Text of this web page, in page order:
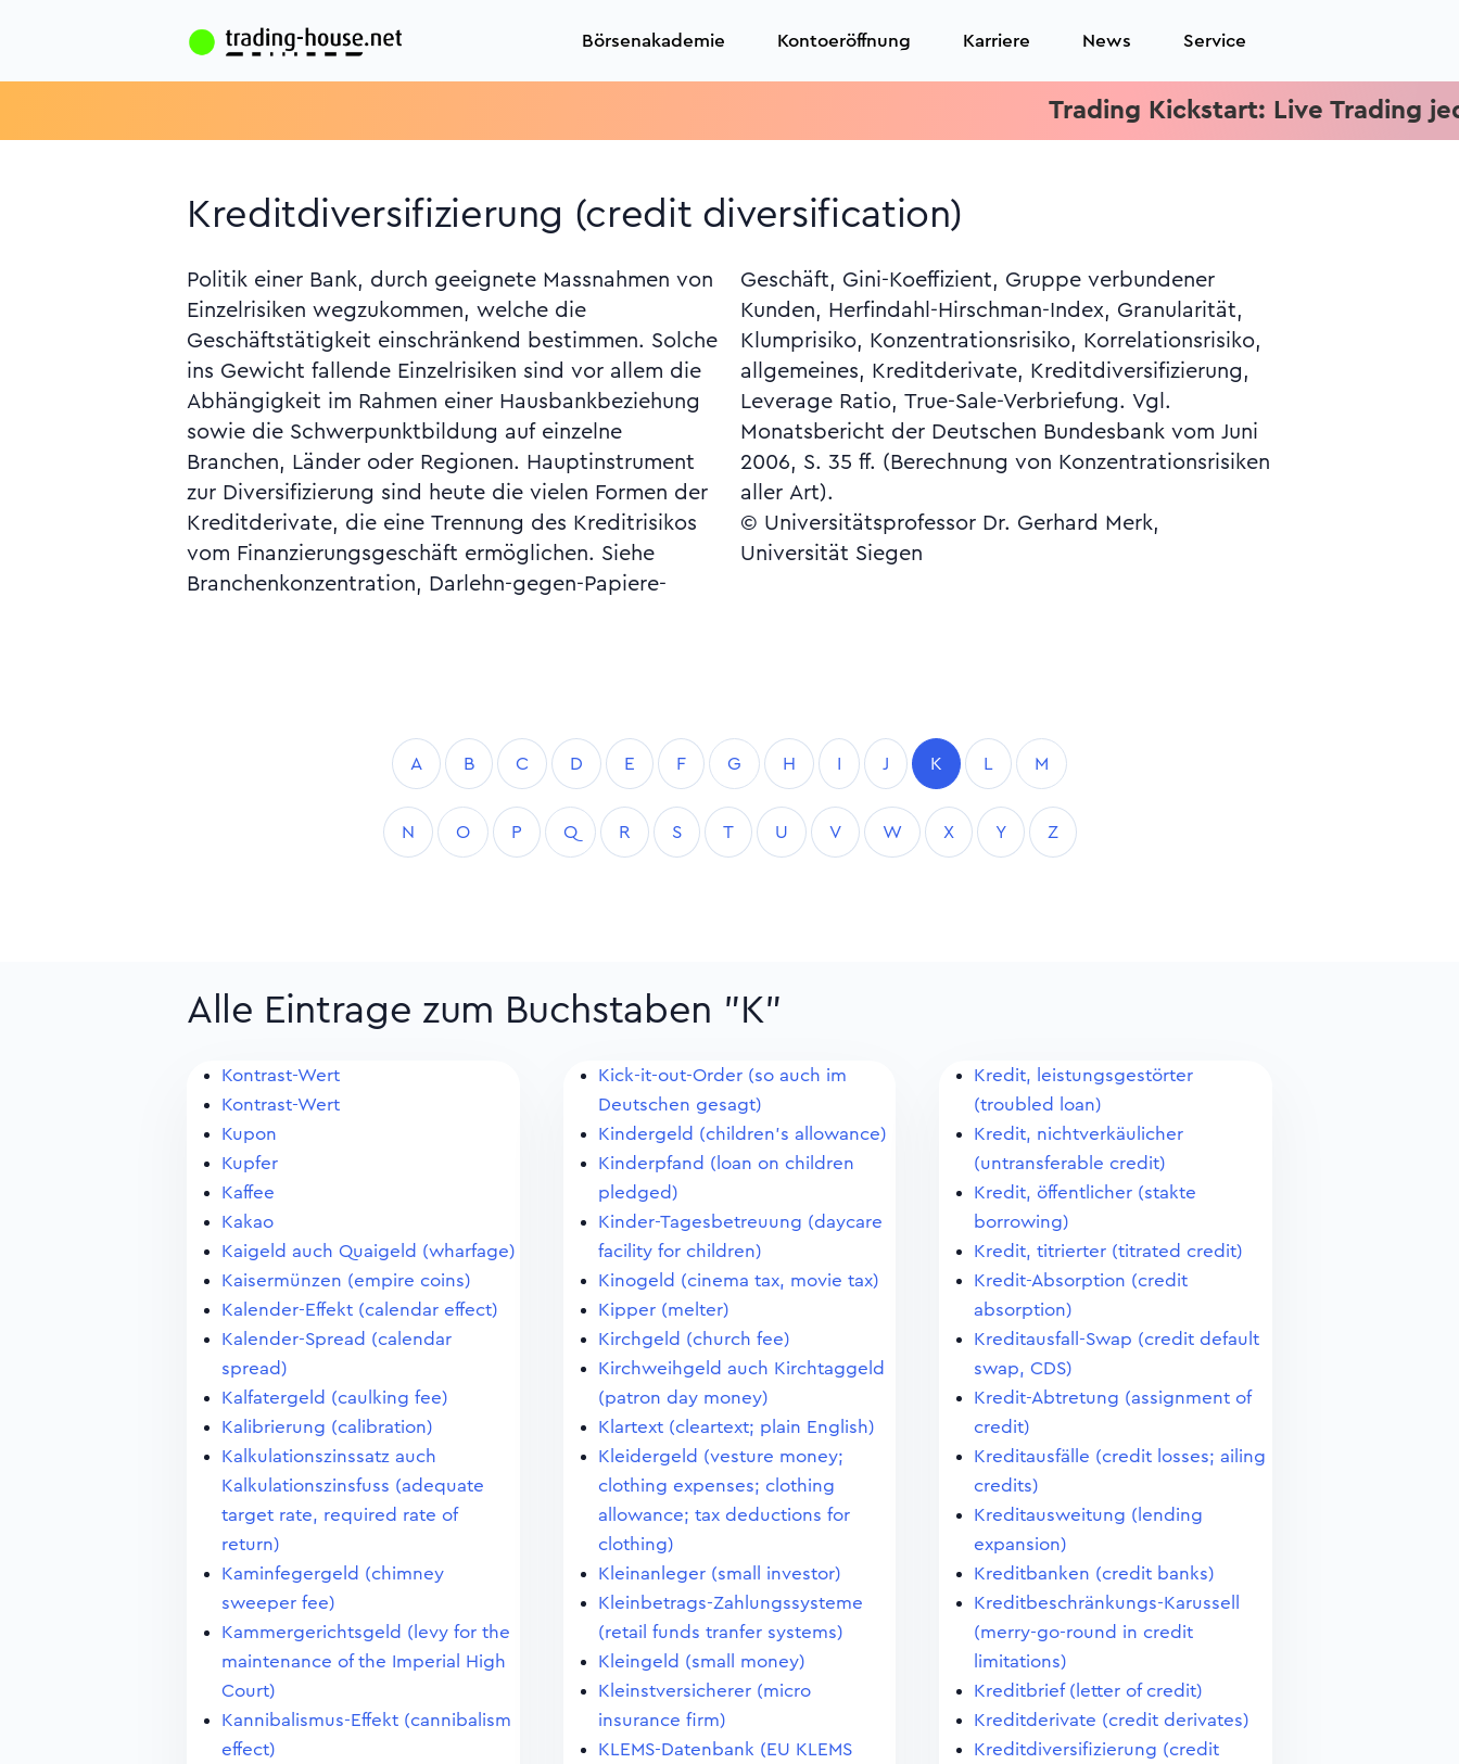
Börsenakademie Kontoeröffnung Karriere News Service
Trading Kickstart: Live Trading jeden
Kreditdiversifizierung (credit diversification)
Politik einer Bank, durch geeignete Massnahmen von
Einzelrisiken wegzukommen, welche die
Geschäftstätigkeit einschränkend bestimmen. Solche
ins Gewicht fallende Einzelrisiken sind vor allem die
Abhängigkeit im Rahmen einer Hausbankbeziehung
sowie die Schwerpunktbildung auf einzelne
Branchen, Länder oder Regionen. Hauptinstrument
zur Diversifizierung sind heute die vielen Formen der
Kreditderivate, die eine Trennung des Kreditrisikos
vom Finanzierungsgeschäft ermöglichen. Siehe
Branchenkonzentration, Darlehn-gegen-Papiere-
Geschäft, Gini-Koeffizient, Gruppe verbundener
Kunden, Herfindahl-Hirschman-Index, Granularität,
Klumprisiko, Konzentrationsrisiko, Korrelationsrisiko,
allgemeines, Kreditderivate, Kreditdiversifizierung,
Leverage Ratio, True-Sale-Verbriefung. Vgl.
Monatsbericht der Deutschen Bundesbank vom Juni
2006, S. 35 ff. (Berechnung von Konzentrationsrisiken
aller Art).
© Universitätsprofessor Dr. Gerhard Merk,
Universität Siegen
A B C D E F G H I J K L M
N O P Q R S T U V W X Y Z
Alle Eintrage zum Buchstaben "K"
Kontrast-Wert
Kontrast-Wert
Kupon
Kupfer
Kaffee
Kakao
Kaigeld auch Quaigeld (wharfage)
Kaisermünzen (empire coins)
Kalender-Effekt (calendar effect)
Kalender-Spread (calendar
spread)
Kalfatergeld (caulking fee)
Kalibrierung (calibration)
Kalkulationszinssatz auch
Kalkulationszinsfuss (adequate
target rate, required rate of
return)
Kaminfegergeld (chimney
sweeper fee)
Kammergerichtsgeld (levy for the
maintenance of the Imperial High
Court)
Kannibalismus-Effekt (cannibalism
effect)
Kick-it-out-Order (so auch im
Deutschen gesagt)
Kindergeld (children's allowance)
Kinderpfand (loan on children
pledged)
Kinder-Tagesbetreuung (daycare
facility for children)
Kinogeld (cinema tax, movie tax)
Kipper (melter)
Kirchgeld (church fee)
Kirchweihgeld auch Kirchtaggeld
(patron day money)
Klartext (cleartext; plain English)
Kleidergeld (vesture money;
clothing expenses; clothing
allowance; tax deductions for
clothing)
Kleinanleger (small investor)
Kleinbetrags-Zahlungssysteme
(retail funds tranfer systems)
Kleingeld (small money)
Kleinstversicherer (micro
insurance firm)
KLEMS-Datenbank (EU KLEMS
Kredit, leistungsgestörter
(troubled loan)
Kredit, nichtverkäulicher
(untransferable credit)
Kredit, öffentlicher (stakte
borrowing)
Kredit, titrierter (titrated credit)
Kredit-Absorption (credit
absorption)
Kreditausfall-Swap (credit default
swap, CDS)
Kredit-Abtretung (assignment of
credit)
Kreditausfälle (credit losses; ailing
credits)
Kreditausweitung (lending
expansion)
Kreditbanken (credit banks)
Kreditbeschränkungs-Karussell
(merry-go-round in credit
limitations)
Kreditbrief (letter of credit)
Kreditderivate (credit derivates)
Kreditdiversifizierung (credit